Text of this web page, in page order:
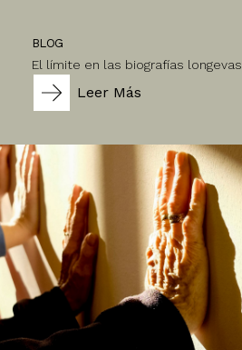
BLOG
El límite en las biografías longevas
Leer Más